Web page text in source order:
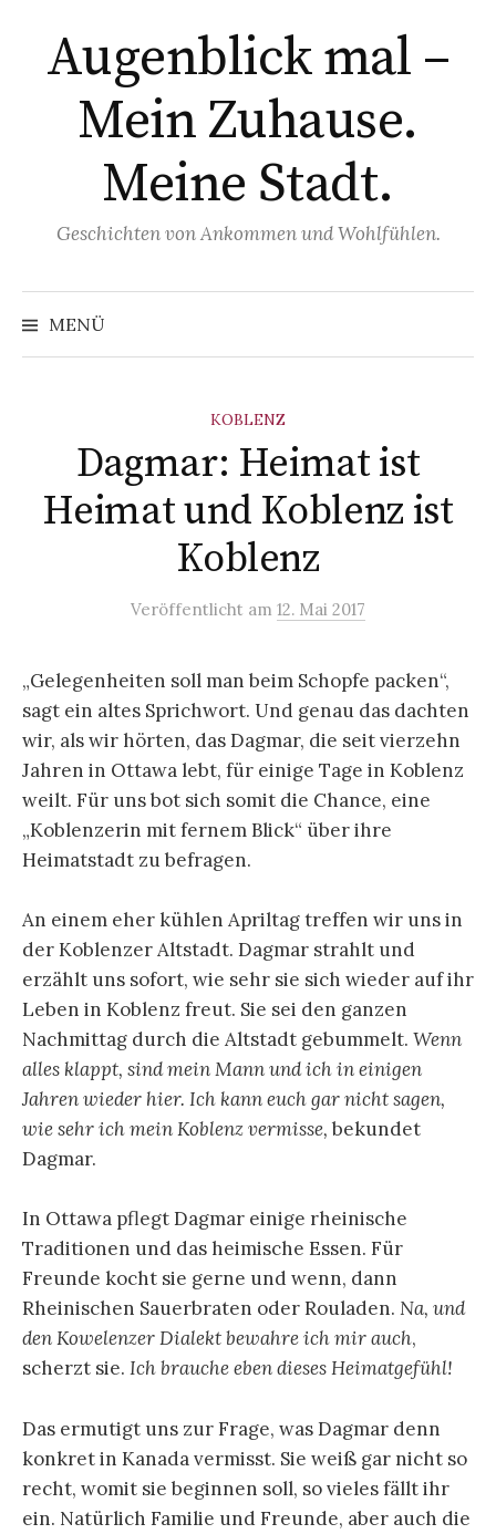
Inhalt
überspringen
Augenblick mal –
Mein Zuhause.
Meine Stadt.
Geschichten von Ankommen und Wohlfühlen.
MENÜ
KOBLENZ
Dagmar: Heimat ist
Heimat und Koblenz ist
Koblenz
Veröffentlicht am 12. Mai 2017
„Gelegenheiten soll man beim Schopfe packen“,
sagt ein altes Sprichwort. Und genau das dachten
wir, als wir hörten, das Dagmar, die seit vierzehn
Jahren in Ottawa lebt, für einige Tage in Koblenz
weilt. Für uns bot sich somit die Chance, eine
„Koblenzerin mit fernem Blick“ über ihre
Heimatstadt zu befragen.
An einem eher kühlen Apriltag treffen wir uns in
der Koblenzer Altstadt. Dagmar strahlt und
erzählt uns sofort, wie sehr sie sich wieder auf ihr
Leben in Koblenz freut. Sie sei den ganzen
Nachmittag durch die Altstadt gebummelt. Wenn
alles klappt, sind mein Mann und ich in einigen
Jahren wieder hier. Ich kann euch gar nicht sagen,
wie sehr ich mein Koblenz vermisse, bekundet
Dagmar.
In Ottawa pflegt Dagmar einige rheinische
Traditionen und das heimische Essen. Für
Freunde kocht sie gerne und wenn, dann
Rheinischen Sauerbraten oder Rouladen. Na, und
den Kowelenzer Dialekt bewahre ich mir auch,
scherzt sie. Ich brauche eben dieses Heimatgefühl!
Das ermutigt uns zur Frage, was Dagmar denn
konkret in Kanada vermisst. Sie weiß gar nicht so
recht, womit sie beginnen soll, so vieles fällt ihr
ein. Natürlich Familie und Freunde, aber auch die